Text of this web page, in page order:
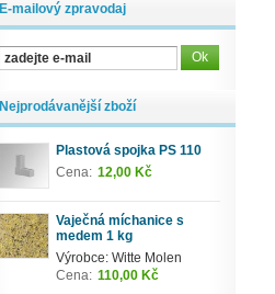
E-mailový zpravodaj
Nejprodávanější zboží
Plastová spojka PS 110
Cena: 12,00 Kč
Vaječná míchanice s
medem 1 kg
Výrobce: Witte Molen
Cena: 110,00 Kč